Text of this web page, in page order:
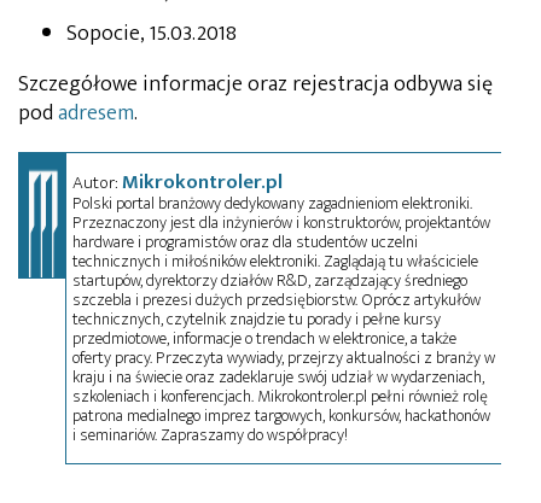
Sopocie, 15.03.2018
Szczegółowe informacje oraz rejestracja odbywa się
podadresem.
Autor:Mikrokontroler.pl
Polski portal branżowy dedykowany zagadnieniom elektroniki.
Przeznaczony jest dla inżynierów i konstruktorów, projektantów
hardware i programistów oraz dla studentów uczelni
technicznych i miłośników elektroniki. Zaglądają tu właściciele
startupów, dyrektorzy działów R&D, zarządzający średniego
szczebla i prezesi dużych przedsiębiorstw. Oprócz artykułów
technicznych, czytelnik znajdzie tu porady i pełne kursy
przedmiotowe, informacje o trendach w elektronice, a także
oferty pracy. Przeczyta wywiady, przejrzy aktualności z branży w
kraju i na świecie oraz zadeklaruje swój udział w wydarzeniach,
szkoleniach i konferencjach. Mikrokontroler.pl pełni również rolę
patrona medialnego imprez targowych, konkursów, hackathonów
i seminariów. Zapraszamy do współpracy!